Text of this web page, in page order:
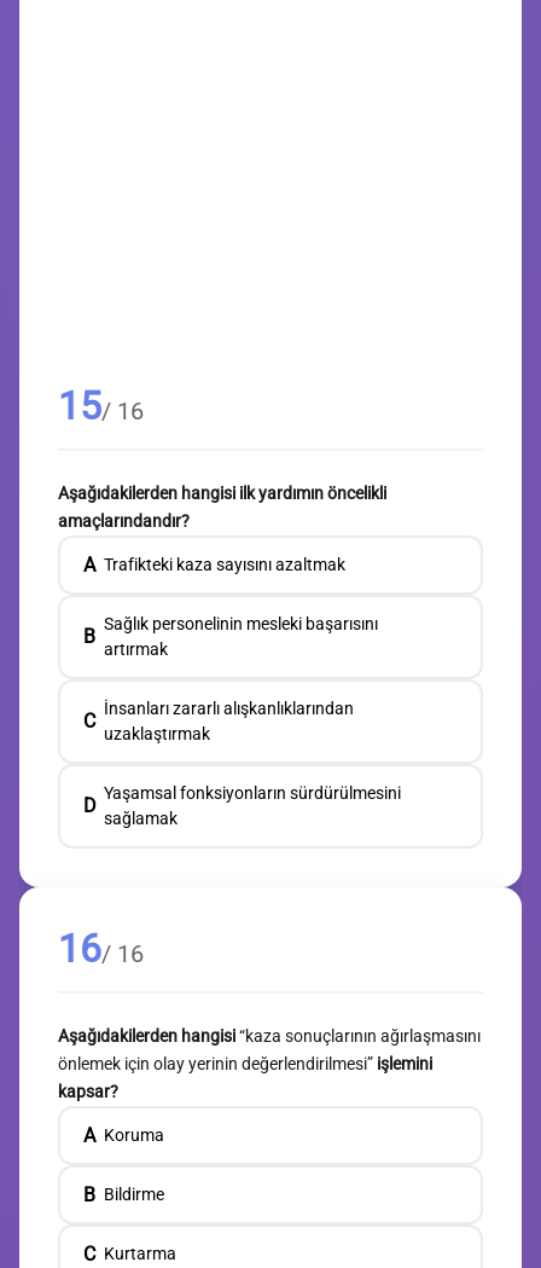
15/ 16
Aşağıdakilerden hangisi ilk yardımın öncelikli
amaçlarındandır?
A Trafikteki kaza sayısını azaltmak
B
Sağlık personelinin mesleki başarısını
artırmak
C
İnsanları zararlı alışkanlıklarından
uzaklaştırmak
D
Yaşamsal fonksiyonların sürdürülmesini
sağlamak
16/ 16
Aşağıdakilerden hangisi“kaza sonuçlarının ağırlaşmasını
önlemek için olay yerinin değerlendirilmesi” işlemini
kapsar?
A Koruma
B Bildirme
C Kurtarma